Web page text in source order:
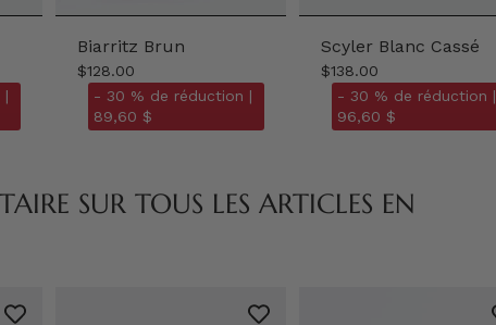
|
Biarritz Brun
$128.00
- 30 % de réduction |
89,60 $
Scyler Blanc Cassé
$138.00
- 30 % de réduction |
96,60 $
SUR TOUS LES ARTICLES EN